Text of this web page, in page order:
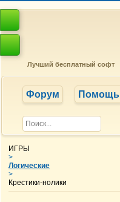
Лучший бесплатный софт
Форум Помощь
ИГРЫ
>
Логические
>
Крестики-нолики